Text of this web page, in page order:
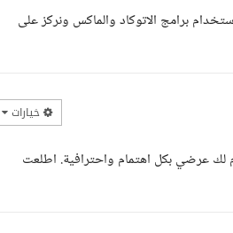
برامج الاتوكاد والماكس ونركز على
خيارات
لك عرضي بكل اهتمام واحترافية. اطلعت